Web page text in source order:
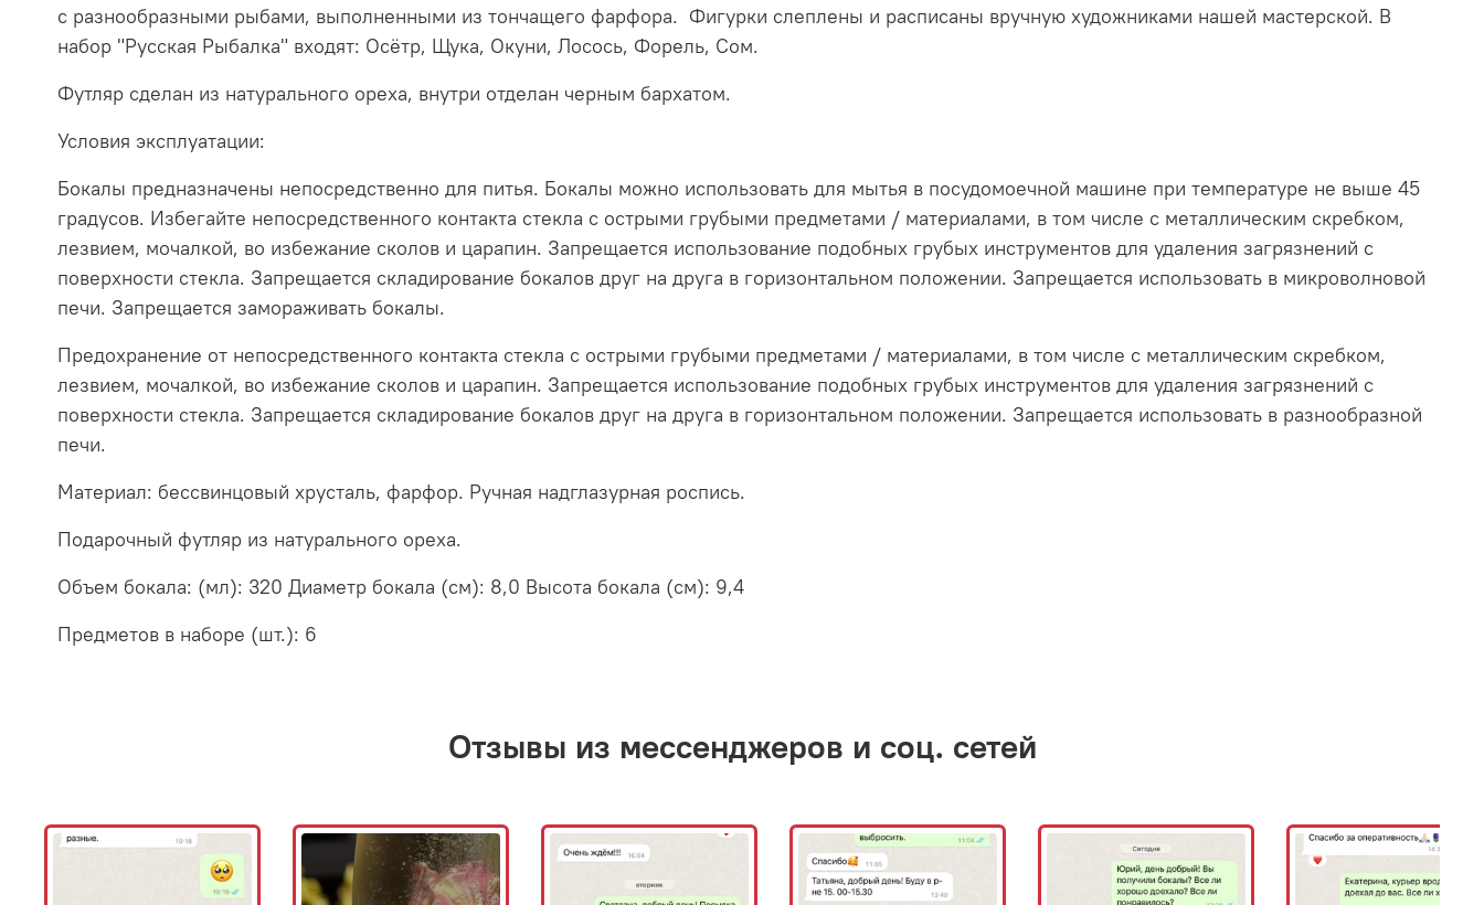
с разнообразными рыбами, выполненными из тончащего фарфора. Фигурки слеплены и расписаны вручную художниками нашей мастерской. В
набор "Русская Рыбалка" входят: Осётр, Щука, Окуни, Лосось, Форель, Сом.
Футляр сделан из натурального ореха, внутри отделан черным бархатом.
Условия эксплуатации:
Бокалы предназначены непосредственно для питья. Бокалы можно использовать для мытья в посудомоечной машине при температуре не выше 45
градусов. Избегайте непосредственного контакта стекла с острыми грубыми предметами / материалами, в том числе с металлическим скребком,
лезвием, мочалкой, во избежание сколов и царапин. Запрещается использование подобных грубых инструментов для удаления загрязнений с
поверхности стекла. Запрещается складирование бокалов друг на друга в горизонтальном положении. Запрещается использовать в микроволновой
печи. Запрещается замораживать бокалы.
Предохранение от непосредственного контакта стекла с острыми грубыми предметами / материалами, в том числе с металлическим скребком,
лезвием, мочалкой, во избежание сколов и царапин. Запрещается использование подобных грубых инструментов для удаления загрязнений с
поверхности стекла. Запрещается складирование бокалов друг на друга в горизонтальном положении. Запрещается использовать в разнообразной
печи.
Материал: бессвинцовый хрусталь, фарфор. Ручная надглазурная роспись.
Подарочный футляр из натурального ореха.
Объем бокала: (мл): 320 Диаметр бокала (см): 8,0 Высота бокала (см): 9,4
Предметов в наборе (шт.): 6
Отзывы из мессенджеров и соц. сетей